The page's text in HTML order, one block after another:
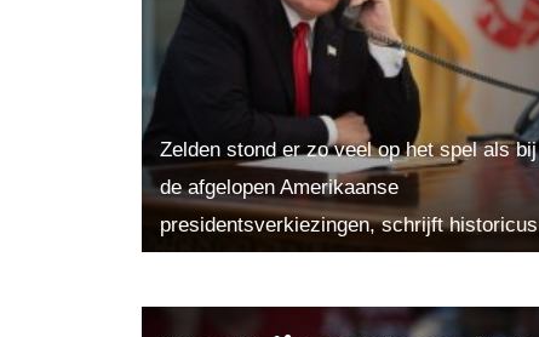
Zelden stond er zo veel op het spel als bij
de afgelopen Amerikaanse
presidentsverkiezingen, schrijft historicus